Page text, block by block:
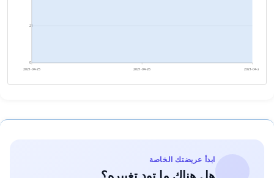
0
21
2021-04-25 2021-04-26 2021-04-27
ابدأ عريضتك الخاصة